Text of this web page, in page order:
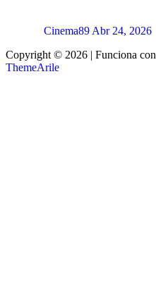
Cinema89 Abr 24, 2026
Copyright © 2026 | Funciona con
ThemeArile